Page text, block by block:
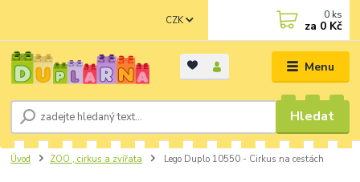
Menu
CZK
Hledat
0 ks
za 0 Kč
Úvod ZOO , cirkus a zvířata Lego Duplo 10550 - Cirkus na cestách